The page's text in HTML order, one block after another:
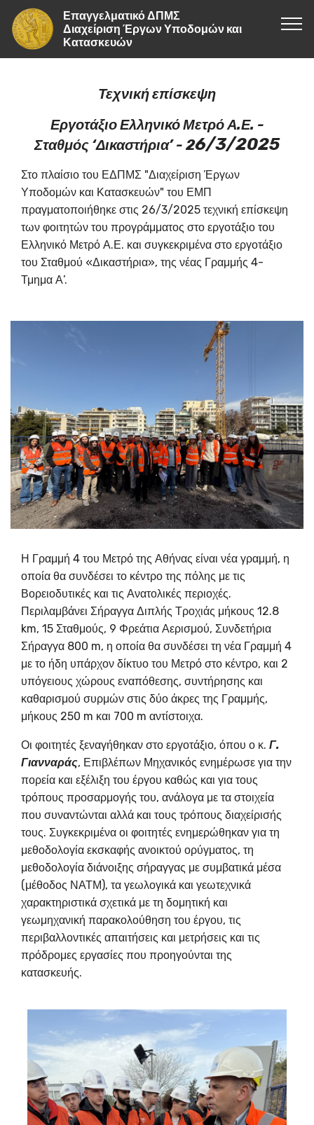
Επαγγελματικό ΔΠΜΣ
Διαχείριση Έργων Υποδομών και
Κατασκευών
Τεχνική επίσκεψη
Εργοτάξιο Ελληνικό Μετρό Α.Ε. -
Σταθμός ‘Δικαστήρια’ - 26/3/2025
Στο πλαίσιο του ΕΔΠΜΣ "Διαχείριση Έργων
Υποδομών και Κατασκευών" του ΕΜΠ
πραγματοποιήθηκε στις 26/3/2025 τεχνική επίσκεψη
των φοιτητών του προγράμματος στο εργοτάξιο του
Ελληνικό Μετρό Α.Ε. και συγκεκριμένα στο εργοτάξιο
του Σταθμού «Δικαστήρια», της νέας Γραμμής 4-
Τμημα Α’.
Η Γραμμή 4 του Μετρό της Αθήνας είναι νέα γραμμή, η
οποία θα συνδέσει το κέντρο της πόλης με τις
Βορειοδυτικές και τις Ανατολικές περιοχές.
Περιλαμβάνει Σήραγγα Διπλής Τροχιάς μήκους 12.8
km, 15 Σταθμούς, 9 Φρεάτια Αερισμού, Συνδετήρια
Σήραγγα 800 m, η οποία θα συνδέσει τη νέα Γραμμή 4
με το ήδη υπάρχον δίκτυο του Μετρό στο κέντρο, και 2
υπόγειους χώρους εναπόθεσης, συντήρησης και
καθαρισμού συρμών στις δύο άκρες της Γραμμής,
μήκους 250 m και 700 m αντίστοιχα.
Οι φοιτητές ξεναγήθηκαν στο εργοτάξιο, όπου ο κ. Γ.
Γιανναράς, Επιβλέπων Μηχανικός ενημέρωσε για την
πορεία και εξέλιξη του έργου καθώς και για τους
τρόπους προσαρμογής του, ανάλογα με τα στοιχεία
που συναντώνται αλλά και τους τρόπους διαχείρισής
τους. Συγκεκριμένα οι φοιτητές ενημερώθηκαν για τη
μεθοδολογία εκσκαφής ανοικτού ορύγματος, τη
μεθοδολογία διάνοιξης σήραγγας με συμβατικά μέσα
(μέθοδος ΝΑΤΜ), τα γεωλογικά και γεωτεχνικά
χαρακτηριστικά σχετικά με τη δομητική και
γεωμηχανική παρακολούθηση του έργου, τις
περιβαλλοντικές απαιτήσεις και μετρήσεις και τις
πρόδρομες εργασίες που προηγούνται της
κατασκευής.